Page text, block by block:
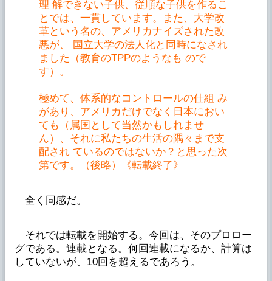
理 解できない子供、従順な子供を作るこ
とでは、一貫しています。また、大学改
革という名の、アメリカナイズされた改
悪が、 国立大学の法人化と同時になされ
ました（教育のTPPのようなも ので
す）。
極めて、体系的なコントロールの仕組 み
があり、アメリカだけでなく日本におい
ても（属国として当然かもしれませ
ん）、それに私たちの生活の隅々まで支
配され ているのではないか？と思った次
第です。（後略）《転載終了》
全く同感だ。
それでは転載を開始する。今回は、そのプロロー
グである。連載となる。何回連載になるか、計算は
していないが、10回を超えるであろう。